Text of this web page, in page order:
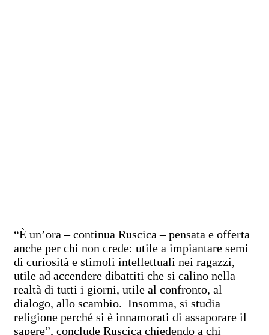
“È un’ora – continua Ruscica – pensata e offerta
anche per chi non crede: utile a impiantare semi
di curiosità e stimoli intellettuali nei ragazzi,
utile ad accendere dibattiti che si calino nella
realtà di tutti i giorni, utile al confronto, al
dialogo, allo scambio. Insomma, si studia
religione perché si è innamorati di assaporare il
sapere”, conclude Ruscica chiedendo a chi